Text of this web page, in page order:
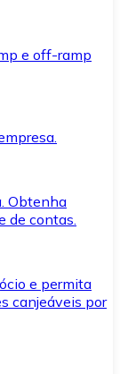
e off-ramp
Obtenha
de contas.
e permita
canjeáveis por